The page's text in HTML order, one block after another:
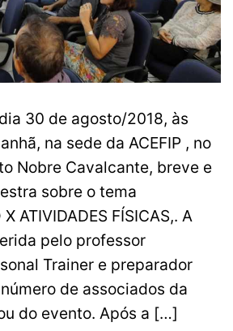
30 de agosto/2018, às
na sede da ACEFIP , no
Nobre Cavalcante, breve e
sobre o tema
ATIVIDADES FÍSICAS,. A
pelo professor
Trainer e preparador
de associados da
do evento. Após a […]